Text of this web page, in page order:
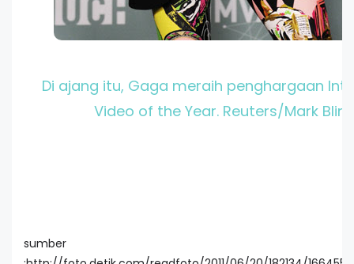
Di ajang itu, Gaga meraih penghargaan
Video of the Year. Reuters/Mark
sumber